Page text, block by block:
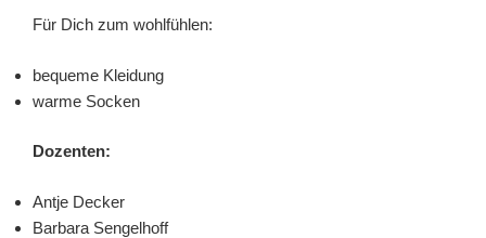
Für Dich zum wohlfühlen:
bequeme Kleidung
warme Socken
Dozenten:
Antje Decker
Barbara Sengelhoff